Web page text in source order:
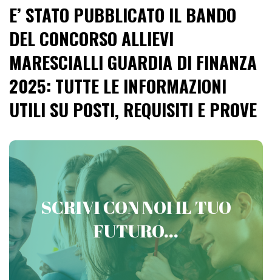
E’ STATO PUBBLICATO IL BANDO
DEL CONCORSO ALLIEVI
MARESCIALLI GUARDIA DI FINANZA
2025: TUTTE LE INFORMAZIONI
UTILI SU POSTI, REQUISITI E PROVE
SCRIVI CON NOI IL TUO
FUTURO...
PREPARATI CON VICTORIA
CONCORSI MILITARI
Contattaci